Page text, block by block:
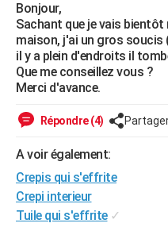
CARTE DE VOEUX
Carte de Noël
Carte Bonne année
Carte Saint-Valentin
Carte Pâques
Carte d'anniversaire
DICTIONNAIRE
Dictionnaire
Biographies
Citations
Expressions
Proverbes
PROGRAMME TV
COPAINS D'AVANT
FORUM
Bricolage
Lifestyle
Culture
Sport
Auto
Television
Voyage
Cinema
Bonjour,
Sachant que je vais
maison, j'ai un gros soucis
il y a plein d'endroits il
Que me conseillez vous ?
Merci d'avance.
Répondre (4)
A voir également:
Crepis qui s'effrite
Crepi interieur
Tuile qui s'effrite ✓